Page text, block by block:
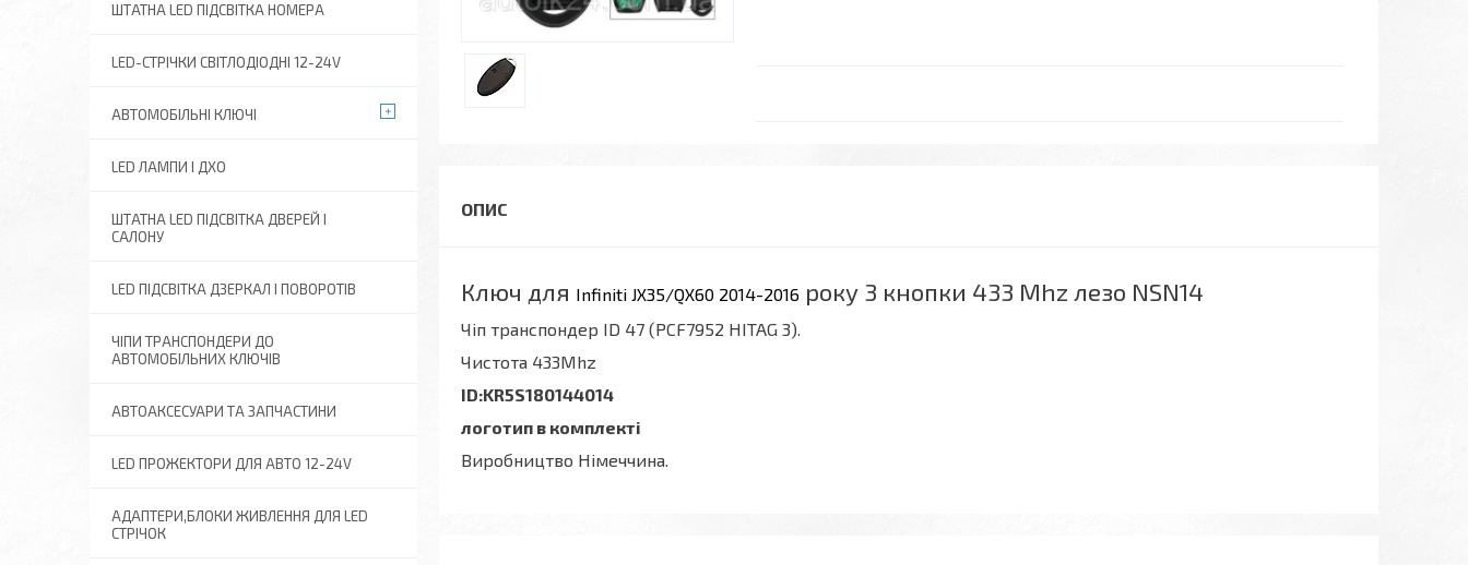
Ключ для Infiniti JX35/QX60 2014-2016 року 3 кнопки 433 Mhz лезо NSN14
Чіп транспондер ID 47 (PCF7952 HITAG 3).
Чистота 433Mhz
ID:KR5S180144014
логотип в комплекті
Виробництво Німеччина.
ШТАТНА LED ПІДСВІТКА НОМЕРА
LED-СТРІЧКИ СВІТЛОДІОДНІ 12-24V
АВТОМОБІЛЬНІ КЛЮЧІ
LED ЛАМПИ І ДХО
ШТАТНА LED ПІДСВІТКА ДВЕРЕЙ І
САЛОНУ
LED ПІДСВІТКА ДЗЕРКАЛ І ПОВОРОТІВ
ЧІПИ ТРАНСПОНДЕРИ ДО
АВТОМОБІЛЬНИХ КЛЮЧІВ
АВТОАКСЕСУАРИ ТА ЗАПЧАСТИНИ
LED ПРОЖЕКТОРИ ДЛЯ АВТО 12-24V
АДАПТЕРИ,БЛОКИ ЖИВЛЕННЯ ДЛЯ LED
СТРІЧОК